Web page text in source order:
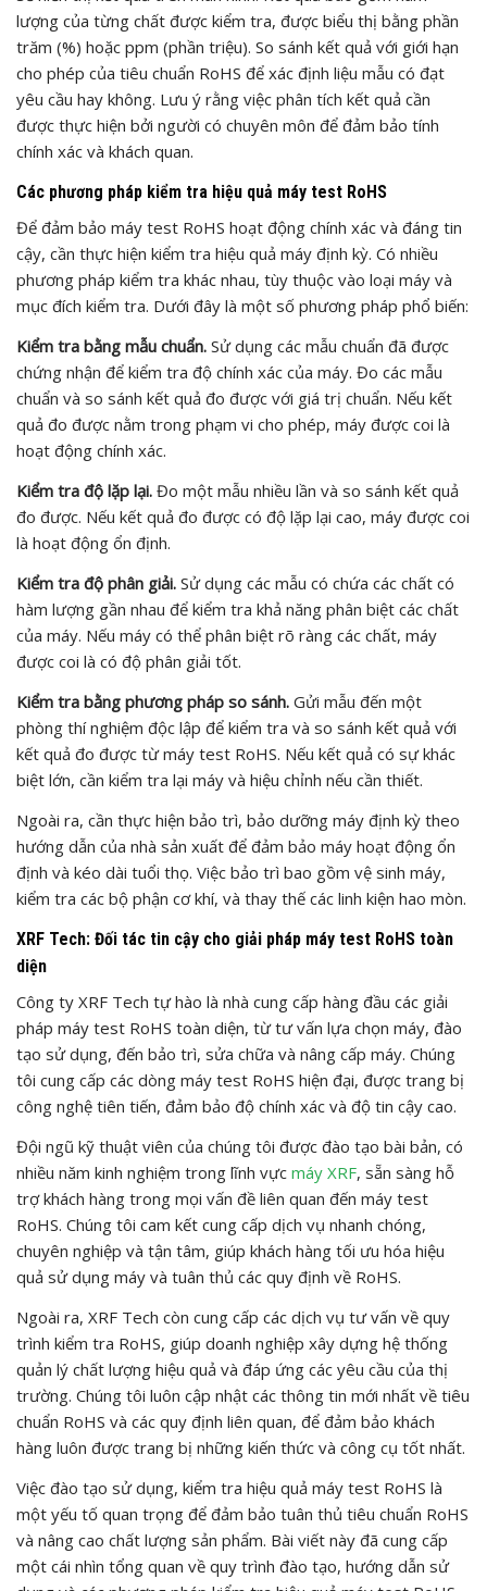
lượng của từng chất được kiểm tra, được biểu thị bằng phần
trăm (%) hoặc ppm (phần triệu). So sánh kết quả với giới hạn
cho phép của tiêu chuẩn RoHS để xác định liệu mẫu có đạt
yêu cầu hay không. Lưu ý rằng việc phân tích kết quả cần
được thực hiện bởi người có chuyên môn để đảm bảo tính
chính xác và khách quan.
Các phương pháp kiểm tra hiệu quả máy test RoHS
Để đảm bảo máy test RoHS hoạt động chính xác và đáng tin
cậy, cần thực hiện kiểm tra hiệu quả máy định kỳ. Có nhiều
phương pháp kiểm tra khác nhau, tùy thuộc vào loại máy và
mục đích kiểm tra. Dưới đây là một số phương pháp phổ biến:
Kiểm tra bằng mẫu chuẩn. Sử dụng các mẫu chuẩn đã được
chứng nhận để kiểm tra độ chính xác của máy. Đo các mẫu
chuẩn và so sánh kết quả đo được với giá trị chuẩn. Nếu kết
quả đo được nằm trong phạm vi cho phép, máy được coi là
hoạt động chính xác.
Kiểm tra độ lặp lại. Đo một mẫu nhiều lần và so sánh kết quả
đo được. Nếu kết quả đo được có độ lặp lại cao, máy được coi
là hoạt động ổn định.
Kiểm tra độ phân giải. Sử dụng các mẫu có chứa các chất có
hàm lượng gần nhau để kiểm tra khả năng phân biệt các chất
của máy. Nếu máy có thể phân biệt rõ ràng các chất, máy
được coi là có độ phân giải tốt.
Kiểm tra bằng phương pháp so sánh. Gửi mẫu đến một
phòng thí nghiệm độc lập để kiểm tra và so sánh kết quả với
kết quả đo được từ máy test RoHS. Nếu kết quả có sự khác
biệt lớn, cần kiểm tra lại máy và hiệu chỉnh nếu cần thiết.
Ngoài ra, cần thực hiện bảo trì, bảo dưỡng máy định kỳ theo
hướng dẫn của nhà sản xuất để đảm bảo máy hoạt động ổn
định và kéo dài tuổi thọ. Việc bảo trì bao gồm vệ sinh máy,
kiểm tra các bộ phận cơ khí, và thay thế các linh kiện hao mòn.
XRF Tech: Đối tác tin cậy cho giải pháp máy test RoHS toàn
diện
Công ty XRF Tech tự hào là nhà cung cấp hàng đầu các giải
pháp máy test RoHS toàn diện, từ tư vấn lựa chọn máy, đào
tạo sử dụng, đến bảo trì, sửa chữa và nâng cấp máy. Chúng
tôi cung cấp các dòng máy test RoHS hiện đại, được trang bị
công nghệ tiên tiến, đảm bảo độ chính xác và độ tin cậy cao.
Đội ngũ kỹ thuật viên của chúng tôi được đào tạo bài bản, có
nhiều năm kinh nghiệm trong lĩnh vực máy XRF, sẵn sàng hỗ
trợ khách hàng trong mọi vấn đề liên quan đến máy test
RoHS. Chúng tôi cam kết cung cấp dịch vụ nhanh chóng,
chuyên nghiệp và tận tâm, giúp khách hàng tối ưu hóa hiệu
quả sử dụng máy và tuân thủ các quy định về RoHS.
Ngoài ra, XRF Tech còn cung cấp các dịch vụ tư vấn về quy
trình kiểm tra RoHS, giúp doanh nghiệp xây dựng hệ thống
quản lý chất lượng hiệu quả và đáp ứng các yêu cầu của thị
trường. Chúng tôi luôn cập nhật các thông tin mới nhất về tiêu
chuẩn RoHS và các quy định liên quan, để đảm bảo khách
hàng luôn được trang bị những kiến thức và công cụ tốt nhất.
Việc đào tạo sử dụng, kiểm tra hiệu quả máy test RoHS là
một yếu tố quan trọng để đảm bảo tuân thủ tiêu chuẩn RoHS
và nâng cao chất lượng sản phẩm. Bài viết này đã cung cấp
một cái nhìn tổng quan về quy trình đào tạo, hướng dẫn sử